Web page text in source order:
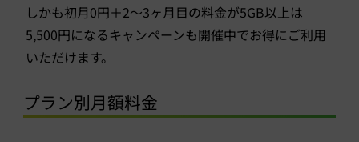
しかも初月0円＋2～3ヶ月目の料金が5GB以上は
5,500円になるキャンペーンも開催中でお得にご利用
いただけます。
プラン別月額料金